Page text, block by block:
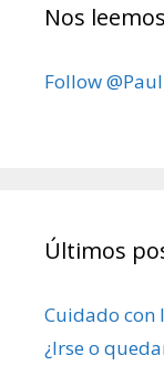
Nos
Follow
Últimos
Cuidado con
¿Irse o